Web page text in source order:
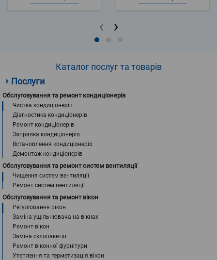
‹ ›
Каталог послуг та товарів
Послуги
Обслуговування та ремонт кондиціонерів
Чистка кондиціонерів
Діагностика кондиціонерів
Ремонт кондиціонерів
Заправка кондиціонерів
Встановлення кондиціонерів
Демонтаж кондиціонерів
Обслуговування та ремонт систем вентиляції
Чищення систем вентиляції
Ремонт систем вентиляції
Обслуговування та ремонт вікон
Регулювання вікон
Заміна ущільнювача на вікнах
Ремонт вікон
Заміна склопакетів
Ремонт віконної фурнітури
Утеплення та герметизація вікон